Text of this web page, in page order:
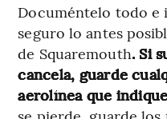
Documéntelo todo e
seguro lo antes
de Squaremouth. Si
cancela, guarde
aerolínea que